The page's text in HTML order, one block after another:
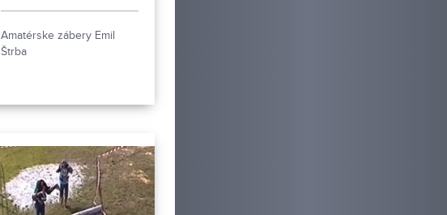
Amatérske zábery Emil
Štrba